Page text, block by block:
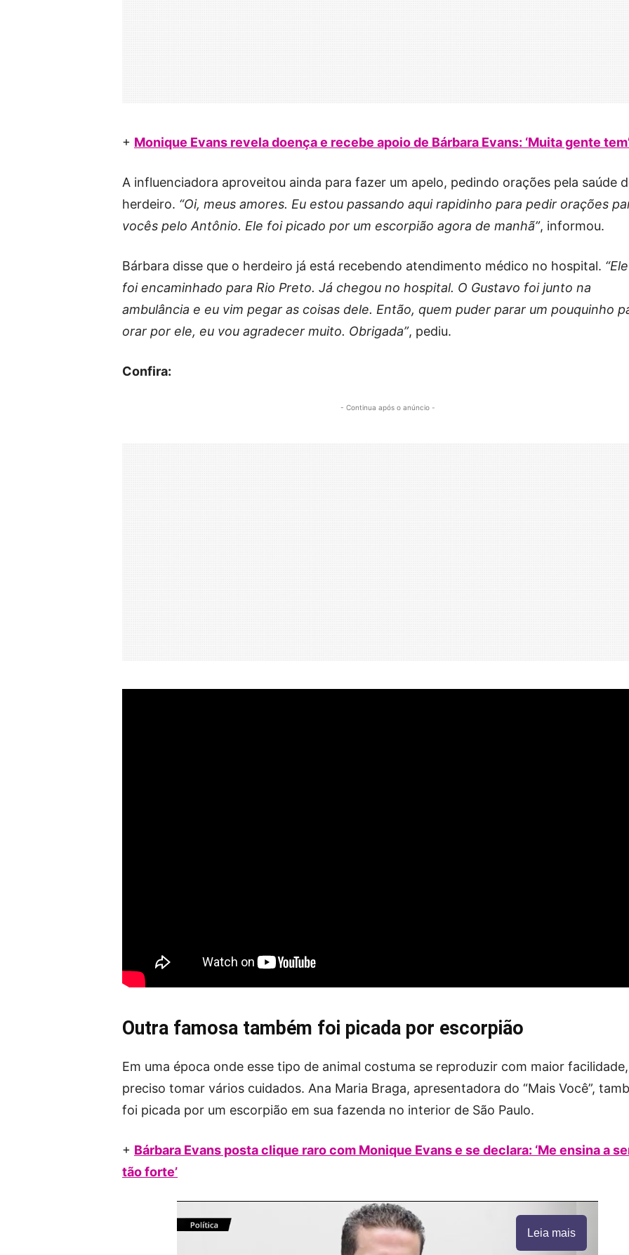
+ Monique Evans revela doença e recebe apoio de Bárbara Evans: ‘Muita gente
A influenciadora aproveitou ainda para fazer um apelo, pedindo orações pela saúde
herdeiro. “Oi, meus amores. Eu estou passando aqui rapidinho para pedir orações
vocês pelo Antônio. Ele foi picado por um escorpião agora de manhã”, informou.
Bárbara disse que o herdeiro já está recebendo atendimento médico no hospital.
foi encaminhado para Rio Preto. Já chegou no hospital. O Gustavo foi junto na
ambulância e eu vim pegar as coisas dele. Então, quem puder parar um pouquinho
orar por ele, eu vou agradecer muito. Obrigada”, pediu.
Confira:
- Continua após o anúncio -
Outra famosa também foi picada por escorpião
Em uma época onde esse tipo de animal costuma se reproduzir com maior
preciso tomar vários cuidados. Ana Maria Braga, apresentadora do “Mais Você”,
foi picada por um escorpião em sua fazenda no interior de São Paulo.
+ Bárbara Evans posta clique raro com Monique Evans e se declara: ‘Me ensina a
tão forte’
Leia mais